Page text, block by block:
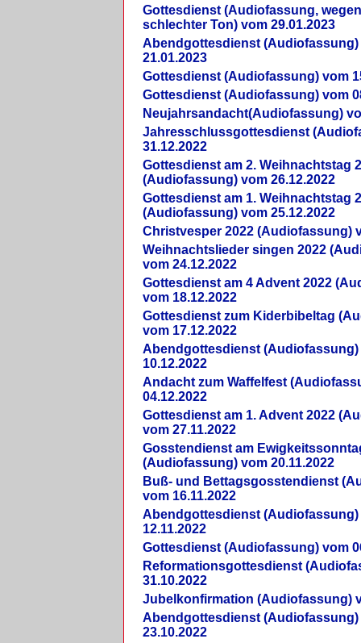
Gottesdienst (Audiofassung,
schlechter Ton) vom 29.01.2023
Abendgottesdienst (Audiofassung)
21.01.2023
Gottesdienst (Audiofassung) vom
Gottesdienst (Audiofassung) vom
Neujahrsandacht(Audiofassung)
Jahresschlussgottesdienst
31.12.2022
Gottesdienst am 2. Weihnachtstag
(Audiofassung) vom 26.12.2022
Gottesdienst am 1. Weihnachtstag
(Audiofassung) vom 25.12.2022
Christvesper 2022 (Audiofassung)
Weihnachtslieder singen 2022
vom 24.12.2022
Gottesdienst am 4 Advent 2022
vom 18.12.2022
Gottesdienst zum Kiderbibeltag
vom 17.12.2022
Abendgottesdienst (Audiofassung)
10.12.2022
Andacht zum Waffelfest
04.12.2022
Gottesdienst am 1. Advent 2022
vom 27.11.2022
Gosstendienst am
(Audiofassung) vom 20.11.2022
Buß- und Bettagsgosstendienst
vom 16.11.2022
Abendgottesdienst (Audiofassung)
12.11.2022
Gottesdienst (Audiofassung) vom
Reformationsgottesdienst
31.10.2022
Jubelkonfirmation (Audiofassung)
Abendgottesdienst (Audiofassung)
23.10.2022